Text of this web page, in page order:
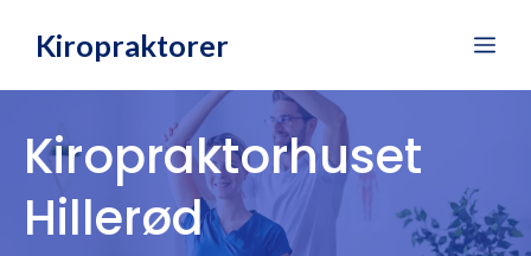
Kiropraktorer
Kiropraktorhuset
Hillerød